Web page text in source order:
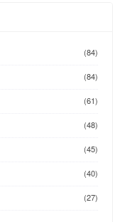
(84)
(84)
(61)
(48)
(45)
(40)
(27)